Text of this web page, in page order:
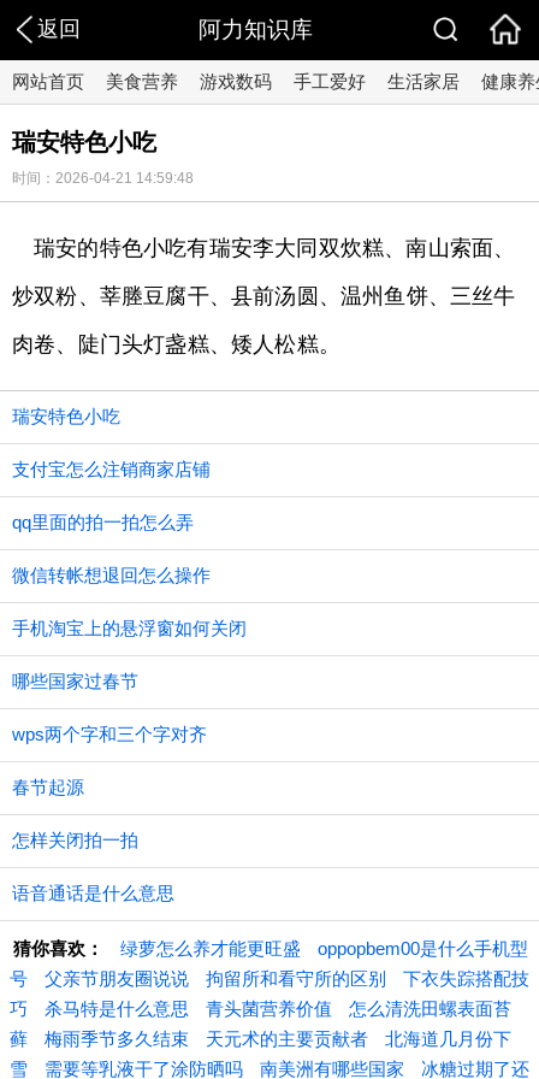
返回 阿力知识库
网站首页 美食营养 游戏数码 手工爱好 生活家居 健康养
瑞安特色小吃
时间：2026-04-21 14:59:48
瑞安的特色小吃有瑞安李大同双炊糕、南山索面、
炒双粉、莘塍豆腐干、县前汤圆、温州鱼饼、三丝牛
肉卷、陡门头灯盏糕、矮人松糕。
瑞安特色小吃
支付宝怎么注销商家店铺
qq里面的拍一拍怎么弄
微信转帐想退回怎么操作
手机淘宝上的悬浮窗如何关闭
哪些国家过春节
wps两个字和三个字对齐
春节起源
怎样关闭拍一拍
语音通话是什么意思
猜你喜欢： 绿萝怎么养才能更旺盛
oppopbem00是什么手机型
号
父亲节朋友圈说说 拘留所和看守所的区别
下衣失踪搭配技
巧
杀马特是什么意思 青头菌营养价值
怎么清洗田螺表面苔
藓
梅雨季节多久结束 天元术的主要贡献者
北海道几月份下
雪
需要等乳液干了涂防晒吗 南美洲有哪些国家 冰糖过期了还